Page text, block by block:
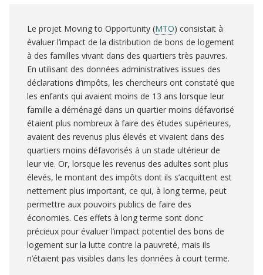
Le projet Moving to Opportunity (MTO) consistait à
évaluer l’impact de la distribution de bons de logement
à des familles vivant dans des quartiers très pauvres.
En utilisant des données administratives issues des
déclarations d’impôts, les chercheurs ont constaté que
les enfants qui avaient moins de 13 ans lorsque leur
famille a déménagé dans un quartier moins défavorisé
étaient plus nombreux à faire des études supérieures,
avaient des revenus plus élevés et vivaient dans des
quartiers moins défavorisés à un stade ultérieur de
leur vie. Or, lorsque les revenus des adultes sont plus
élevés, le montant des impôts dont ils s’acquittent est
nettement plus important, ce qui, à long terme, peut
permettre aux pouvoirs publics de faire des
économies. Ces effets à long terme sont donc
précieux pour évaluer l’impact potentiel des bons de
logement sur la lutte contre la pauvreté, mais ils
n’étaient pas visibles dans les données à court terme.